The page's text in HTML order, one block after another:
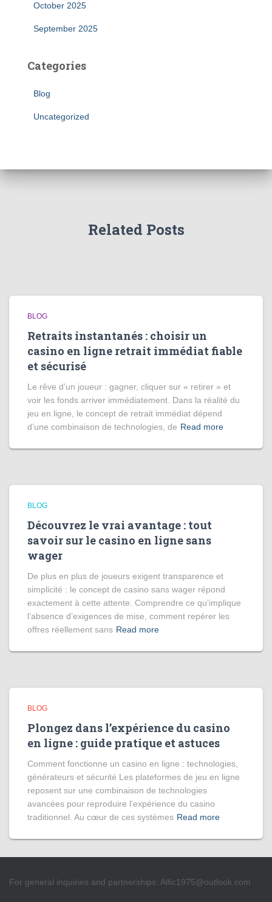
October 2025
September 2025
Categories
Blog
Uncategorized
Related Posts
BLOG
Retraits instantanés : choisir un
casino en ligne retrait immédiat fiable
et sécurisé
Le rêve d’un joueur : gagner, cliquer sur « retirer » et
voir les fonds arriver immédiatement. Dans la réalité du
jeu en ligne, le concept de retrait immédiat dépend
d’une combinaison de technologies, de Read more
BLOG
Découvrez le vrai avantage : tout
savoir sur le casino en ligne sans
wager
De plus en plus de joueurs exigent transparence et
simplicité : le concept de casino sans wager répond
exactement à cette attente. Comprendre ce qu’implique
l’absence d’exigences de mise, comment repérer les
offres réellement sans Read more
BLOG
Plongez dans l’expérience du casino
en ligne : guide pratique et astuces
Comment fonctionne un casino en ligne : technologies,
générateurs et sécurité Les plateformes de jeu en ligne
reposent sur une combinaison de technologies
avancées pour reproduire l’expérience du casino
traditionnel. Au cœur de ces systèmes Read more
For general inquiries and partnerships: Alfic1975@outlook.com